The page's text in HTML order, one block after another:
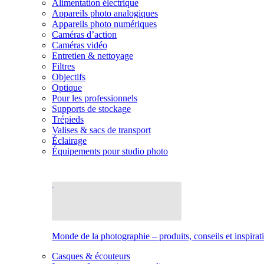
Alimentation électrique
Appareils photo analogiques
Appareils photo numériques
Caméras d’action
Caméras vidéo
Entretien & nettoyage
Filtres
Objectifs
Optique
Pour les professionnels
Supports de stockage
Trépieds
Valises & sacs de transport
Éclairage
Équipements pour studio photo
Monde de la photographie – produits, conseils et
Casques & écouteurs